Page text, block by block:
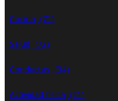
Cocina (71)
Salud (72)
Conductas (34)
Actividad física (21)